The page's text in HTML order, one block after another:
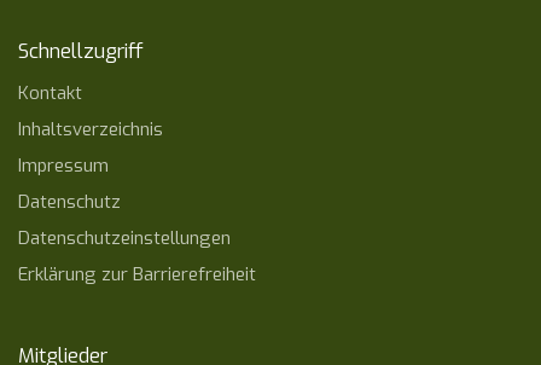
Schnellzugriff
Kontakt
Inhaltsverzeichnis
Impressum
Datenschutz
Datenschutzeinstellungen
Erklärung zur Barrierefreiheit
Mitglieder